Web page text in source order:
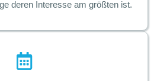
deren Interesse am größten ist.